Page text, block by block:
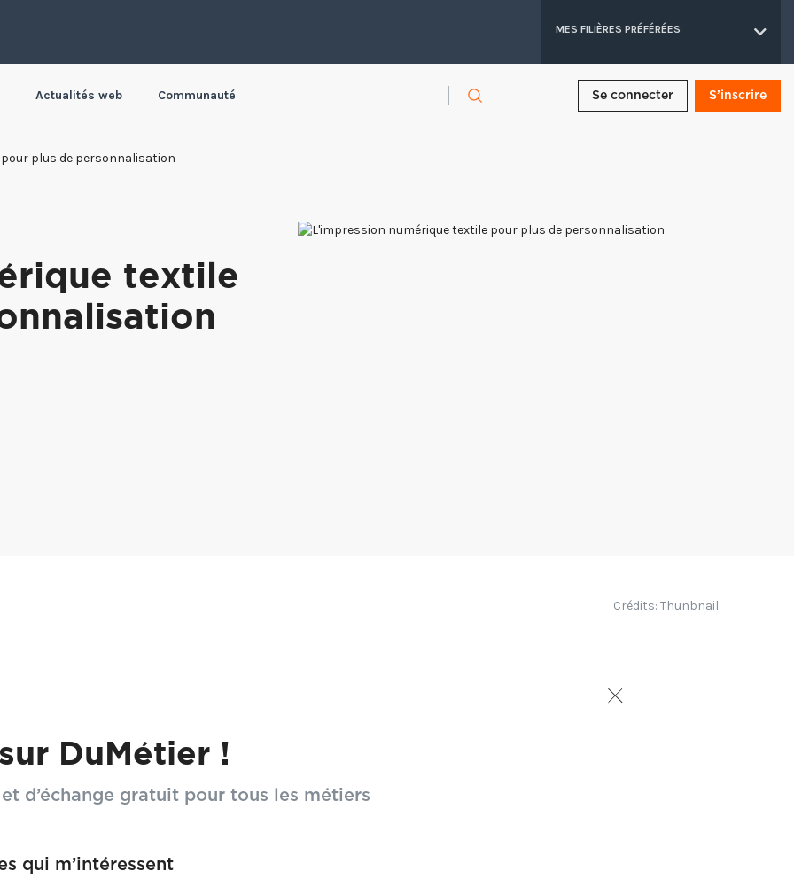
MES FILIÈRES PRÉFÉRÉES
Actualités web Communauté Se connecter S’inscrire
plus de personnalisation
textile
Crédits: Thunbnail
DuMétier !
d’échange gratuit pour tous les métiers
qui m’intéressent